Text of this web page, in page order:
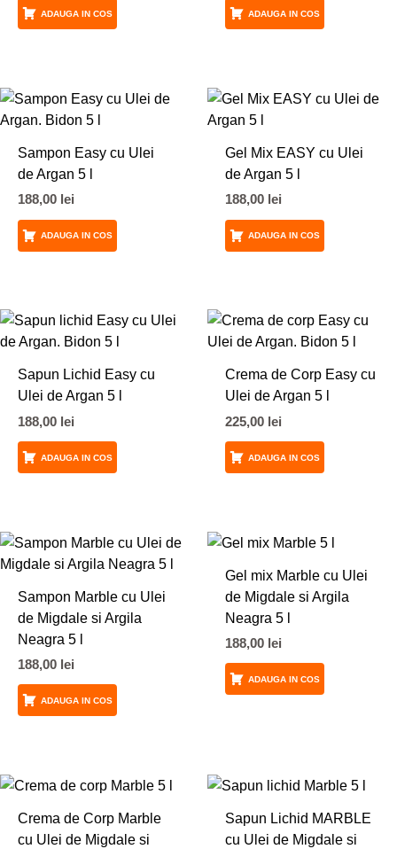
ADAUGA IN COS ADAUGA IN COS
Sampon Easy cu Ulei
de Argan 5 l
188,00 lei
ADAUGA IN COS
Gel Mix EASY cu Ulei
de Argan 5 l
188,00 lei
ADAUGA IN COS
Sapun Lichid Easy cu
Ulei de Argan 5 l
188,00 lei
ADAUGA IN COS
Crema de Corp Easy cu
Ulei de Argan 5 l
225,00 lei
ADAUGA IN COS
Sampon Marble cu Ulei
de Migdale si Argila
Neagra 5 l
188,00 lei
ADAUGA IN COS
Gel mix Marble cu Ulei
de Migdale si Argila
Neagra 5 l
188,00 lei
ADAUGA IN COS
Crema de Corp Marble
cu Ulei de Migdale si
Sapun Lichid MARBLE
cu Ulei de Migdale si